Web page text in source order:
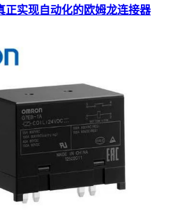
正实现自动化的欧姆龙连接器